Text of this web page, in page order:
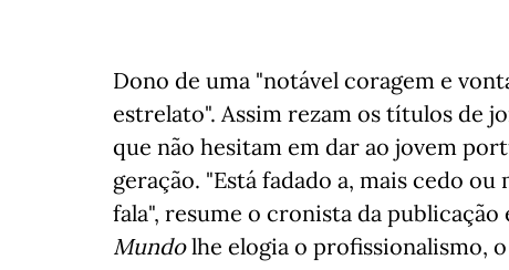
Dono de uma "notável coragem e
estrelato". Assim rezam os títulos de
que não hesitam em dar ao jovem
geração. "Está fadado a, mais cedo
fala", resume o cronista da publicação
Mundolhe elogia o profissionalismo,